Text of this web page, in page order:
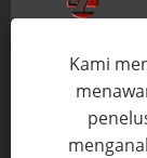
RUMAH
PRODUK
UNDUH
Kami